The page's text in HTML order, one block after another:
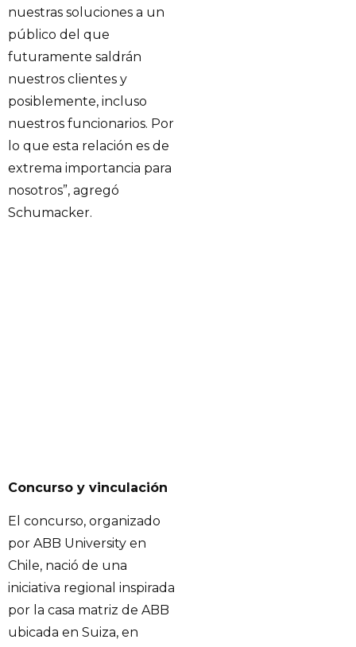
nuestras soluciones a un
público del que
futuramente saldrán
nuestros clientes y
posiblemente, incluso
nuestros funcionarios. Por
lo que esta relación es de
extrema importancia para
nosotros”, agregó
Schumacker.
Concurso y vinculación
El concurso, organizado
por ABB University en
Chile, nació de una
iniciativa regional inspirada
por la casa matriz de ABB
ubicada en Suiza, en